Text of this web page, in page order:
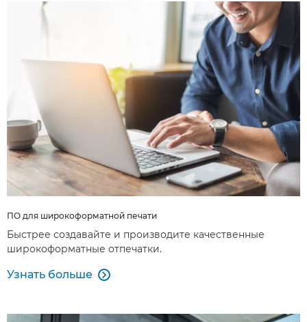
ПО для широкоформатной печати
Быстрее создавайте и производите качественные
широкоформатные отпечатки.
Узнать больше 